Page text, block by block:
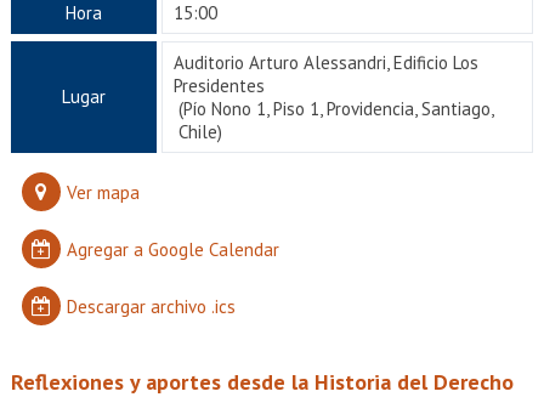
Egresados
Hora 15:00
Lugar
Auditorio Arturo Alessandri, Edificio Los
Presidentes
(Pío Nono 1, Piso 1, Providencia, Santiago,
Chile)
Ver mapa
Agregar a Google Calendar
Descargar archivo .ics
Reflexiones y aportes desde la Historia del Derecho